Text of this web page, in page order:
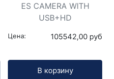
ES CAMERA WITH
USB+HD
Цена: 105542,00 руб
В корзину